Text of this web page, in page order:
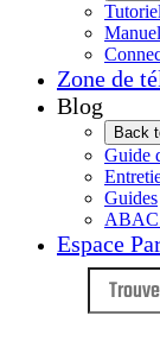
Zone de
Blog
Back
Guide
Guides
ABAC
Espace